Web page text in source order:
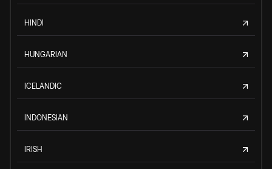
HINDI
HUNGARIAN
ICELANDIC
INDONESIAN
IRISH